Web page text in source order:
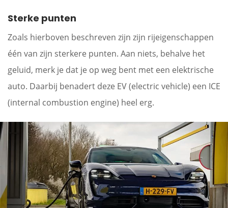
Sterke punten
Zoals hierboven beschreven zijn zijn rijeigenschappen
één van zijn sterkere punten. Aan niets, behalve het
geluid, merk je dat je op weg bent met een elektrische
auto. Daarbij benadert deze EV (electric vehicle) een ICE
(internal combustion engine) heel erg.